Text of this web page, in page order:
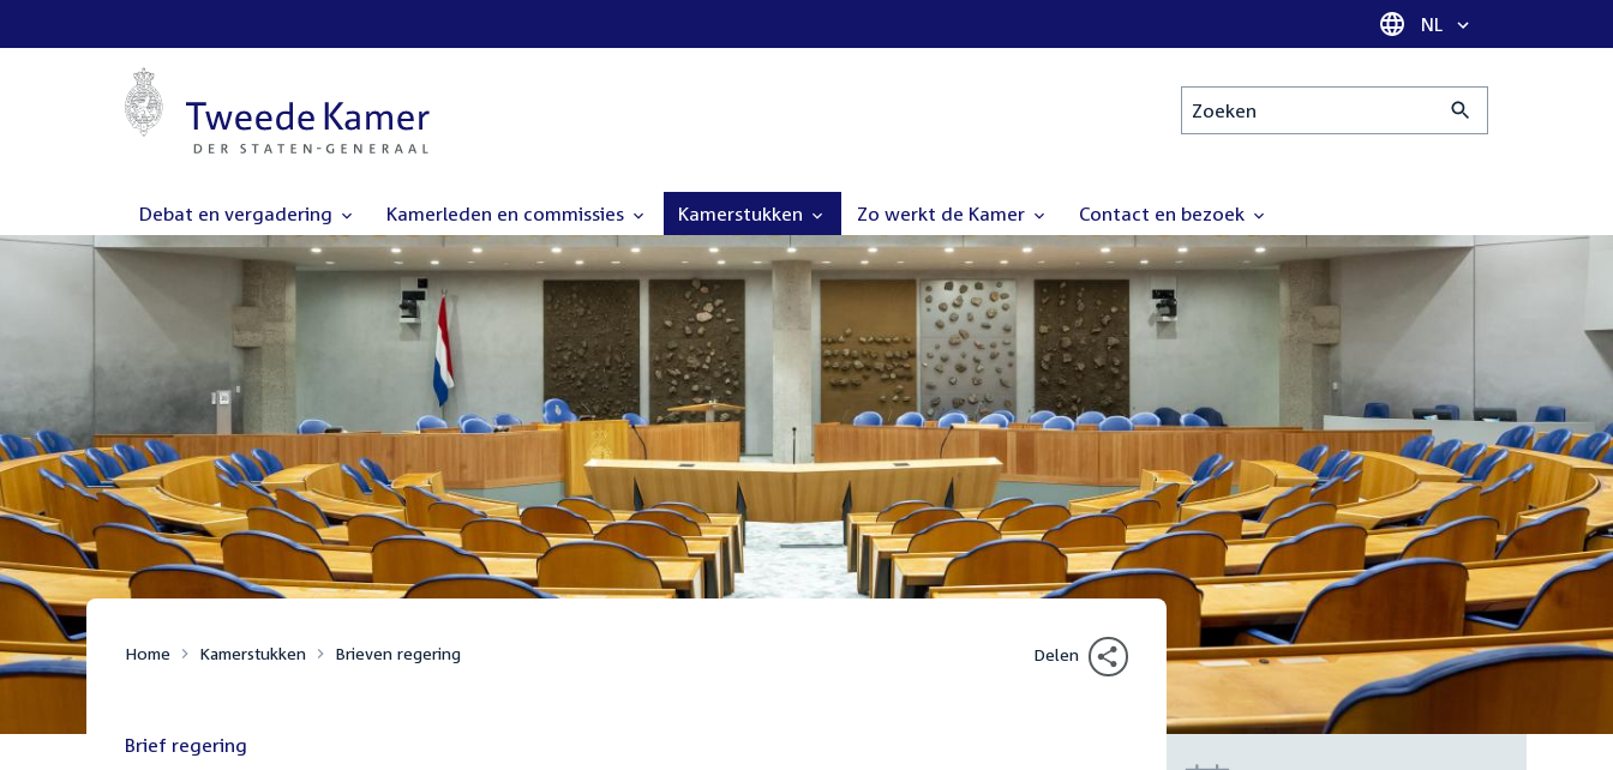
Taal selectie
NL
Zoeken
Debat en vergadering Kamerleden en commissies Kamerstukken Zo werkt de Kamer Contact en bezoek
Home Kamerstukken Brieven regering Delen
Brief regering